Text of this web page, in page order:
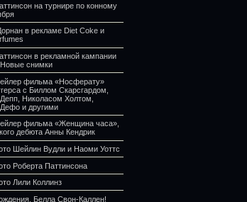
на турнире по конному
в рекламе Diet Coke и
в рекламной кампании
снимки
фильма «Носферату»
с Биллом Скарсгардом,
Николасом Холтом,
и другими
фильма «Женщина часа»,
дебюта Анны Кендрик
Шейлин Вудли и Наоми Уоттс
Роберта Паттинсона
Лили Коллинз
Белла Свон-Каллен!